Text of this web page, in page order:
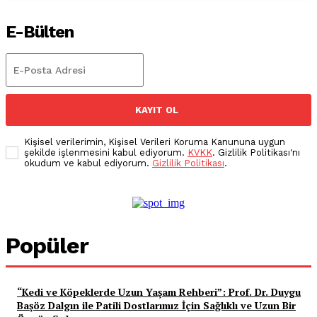
E-Bülten
KAYIT OL
Kişisel verilerimin, Kişisel Verileri Koruma Kanununa uygun
şekilde işlenmesini kabul ediyorum. KVKK. Gizlilik Politikası'nı
okudum ve kabul ediyorum. Gizlilik Politikası.
Popüler
“Kedi ve Köpeklerde Uzun Yaşam Rehberi”: Prof. Dr. Duygu
Başöz Dalgın ile Patili Dostlarımız İçin Sağlıklı ve Uzun Bir